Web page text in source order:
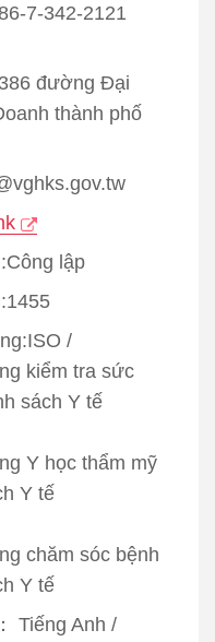
7-342-2121
đường Đại
thành phố
lập
ISO /
kiểm tra sức
sách Y tế
Y học thẩm mỹ
Y tế
chăm sóc bệnh
Y tế
Tiếng Anh /